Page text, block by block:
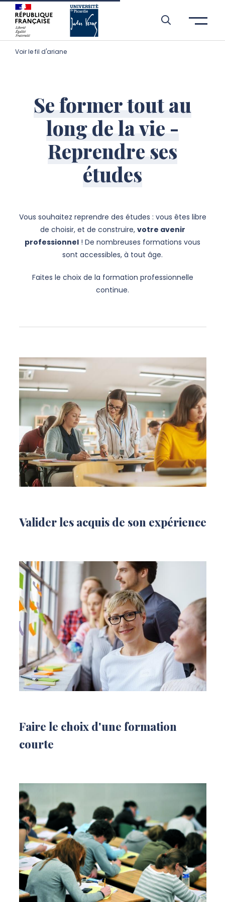
Aller à l’entête de page
Aller au menu principale
Aller au contenu principal
Aller à la recherche
Passer aux cookies
Aller au pied de page
Voir le fil d'ariane
Se former tout au
long de la vie -
Reprendre ses
études
Vous souhaitez reprendre des études : vous êtes libre
de choisir, et de construire, votre avenir
professionnel ! De nombreuses formations vous
sont accessibles, à tout âge.
Faites le choix de la formation professionnelle
continue.
Valider les acquis de son expérience
Faire le choix d'une formation
courte